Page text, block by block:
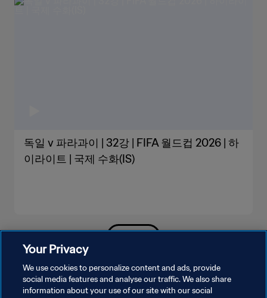
독일 v 파라과이 | 32강 | FIFA 월드컵 2026 | 하
이라이트 | 국제 수화(IS)
Your Privacy
We use cookies to personalize content and ads, provide
social media features and analyse our traffic. We also share
information about your use of our site with our social